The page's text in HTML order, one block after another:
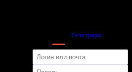
Регистрация